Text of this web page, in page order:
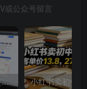
或公众号留言
Adxkit国外广告联盟系统，一天上500+广告，让你的投放更加高效简单！